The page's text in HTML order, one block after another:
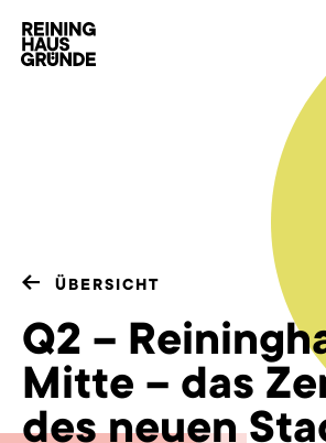
ÜBERSICHT
Q2 –
Mitte – das
des neuen